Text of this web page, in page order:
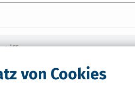
von Cookies